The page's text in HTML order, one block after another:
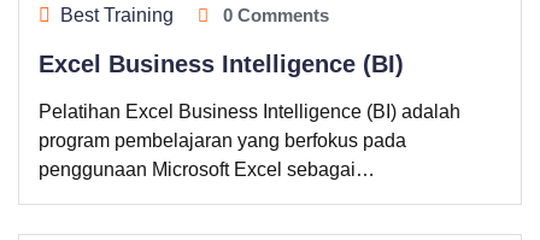
Best Training 0 Comments
Excel Business Intelligence (BI)
Pelatihan Excel Business Intelligence (BI) adalah
program pembelajaran yang berfokus pada
penggunaan Microsoft Excel sebagai…